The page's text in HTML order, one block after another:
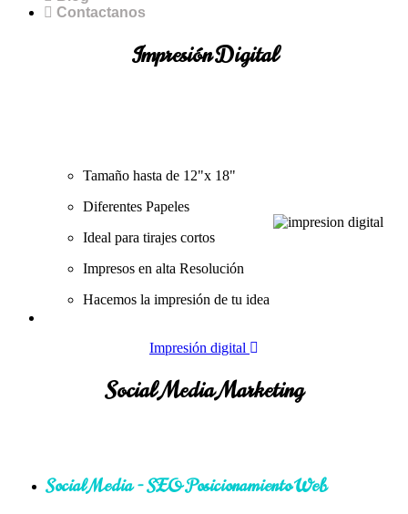
Contactanos
Impresión Digital
Tamaño hasta de 12"x 18"
Diferentes Papeles
Ideal para tirajes cortos
Impresos en alta Resolución
Hacemos la impresión de tu idea
Impresión digital
Social Media Marketing
Social Media - SEO Posicionamiento Web